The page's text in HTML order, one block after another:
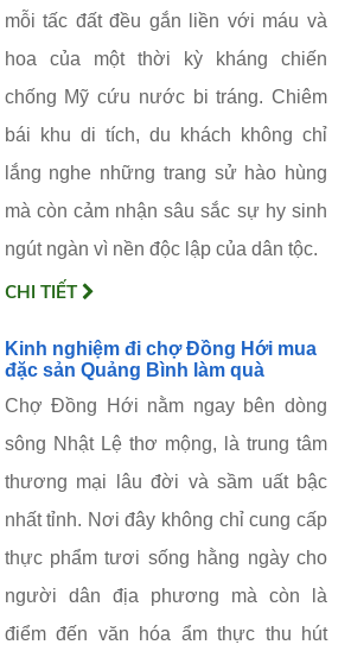
mỗi tấc đất đều gắn liền với máu và
hoa của một thời kỳ kháng chiến
chống Mỹ cứu nước bi tráng. Chiêm
bái khu di tích, du khách không chỉ
lắng nghe những trang sử hào hùng
mà còn cảm nhận sâu sắc sự hy sinh
ngút ngàn vì nền độc lập của dân tộc.
CHI TIẾT
Kinh nghiệm đi chợ Đồng Hới mua
đặc sản Quảng Bình làm quà
Chợ Đồng Hới nằm ngay bên dòng
sông Nhật Lệ thơ mộng, là trung tâm
thương mại lâu đời và sầm uất bậc
nhất tỉnh. Nơi đây không chỉ cung cấp
thực phẩm tươi sống hằng ngày cho
người dân địa phương mà còn là
điểm đến văn hóa ẩm thực thu hút